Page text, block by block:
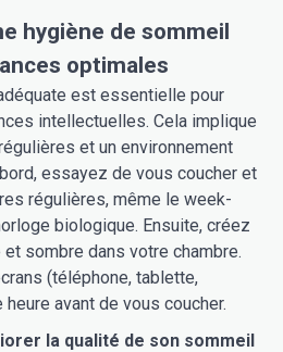
hygiène de sommeil
optimales
est essentielle pour
intellectuelles. Cela implique
et un environnement
essayez de vous coucher et
régulières, même le week-
biologique. Ensuite, créez
sombre dans votre chambre.
(téléphone, tablette,
avant de vous coucher.
la qualité de son sommeil